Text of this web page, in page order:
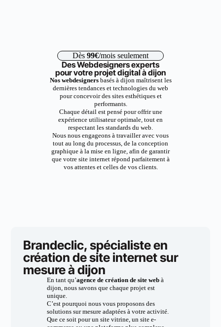
Dès 99€/mois seulement
Des Webdesigners experts
pour votre projet digital à dijon
Nos webdesignersbasés à dijon maîtrisent les
dernières tendances et technologies du web
pour concevoir des sites esthétiques et
performants.
Chaque détail est pensé pour offrir une
expérience utilisateur optimale, tout en
respectant les standards du web.
Nous nous engageons à travailler avec vous
tout au long du processus, de la conception
graphique à la mise en ligne, afin de garantir
que votre site internet répond parfaitement à
vos attentes et celles de vos clients.
Brandeclic, spécialiste en
création de site internet sur
mesure à dijon
En tant qu’agence de création de site webà
dijon, nous savons que chaque projet est
unique.
C’est pourquoi nous vous proposons des
solutions sur mesure adaptées à votre activité.
Que ce soit pour un site vitrine, un site e-